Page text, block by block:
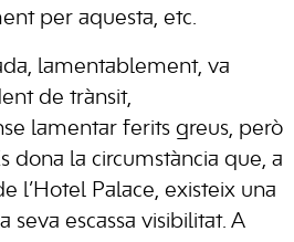
per aquesta, etc.
lamentablement, va
de trànsit,
lamentar ferits greus, però
dona la circumstància que, a
l’Hotel Palace, existeix una
seva escassa visibilitat. A